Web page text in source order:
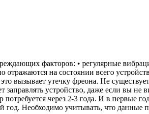
факторов: • регулярные
на состоянии всего
вызывает утечку фреона. Не
устройство, даже если вы
через 2-3 года. И в первые
год. Необходимо учитывать, что